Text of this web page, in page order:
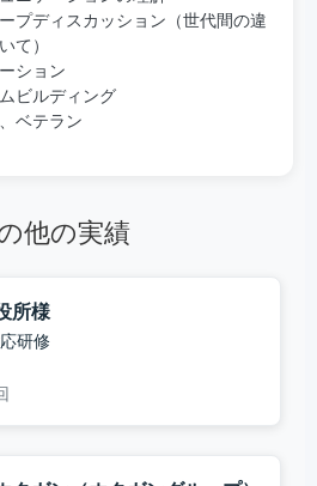
ープディスカッション（世代間の違
て）
ション
ビルディング
ベテラン
他の実績
所様
研修